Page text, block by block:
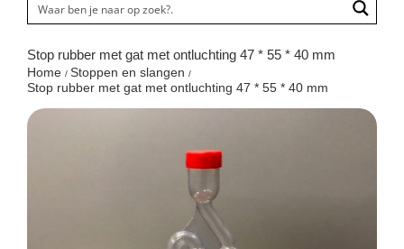
Aanbiedingen
Winkel Waddinxveen
Stop rubber met gat met ontluchting 47 * 55 * 40 mm
Home
Stoppen en slangen
Stop rubber met gat met ontluchting 47 * 55 * 40 mm